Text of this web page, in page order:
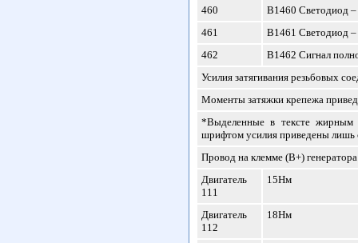
460
B1460 Светодиод
461
B1461 Светодиод
462
B1462 Сигнал
Усилия затягивания резьбовых
Моменты затяжки крепежа
*Выделенные в тексте
шрифтом усилия приведены лишь
Провод на клемме (В+) генератора
Двигатель
111
15Нм
Двигатель
112
18Нм